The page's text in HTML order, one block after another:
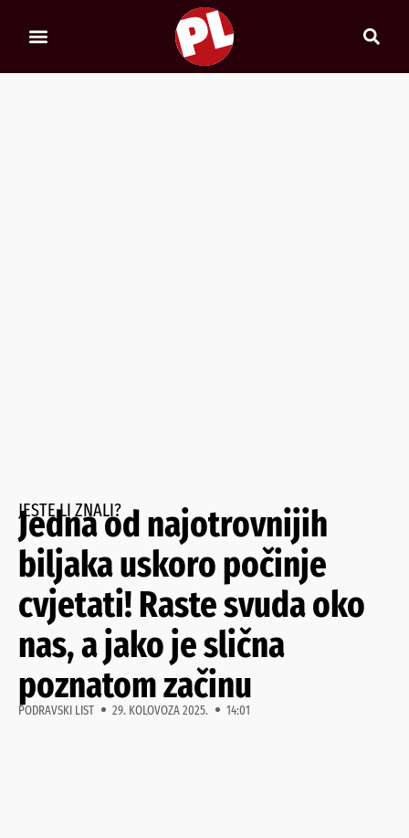
JESTE LI ZNALI?
Jedna od najotrovnijih
biljaka uskoro počinje
cvjetati! Raste svuda oko
nas, a jako je slična
poznatom začinu
PODRAVSKI LIST 29. KOLOVOZA 2025. 14:01